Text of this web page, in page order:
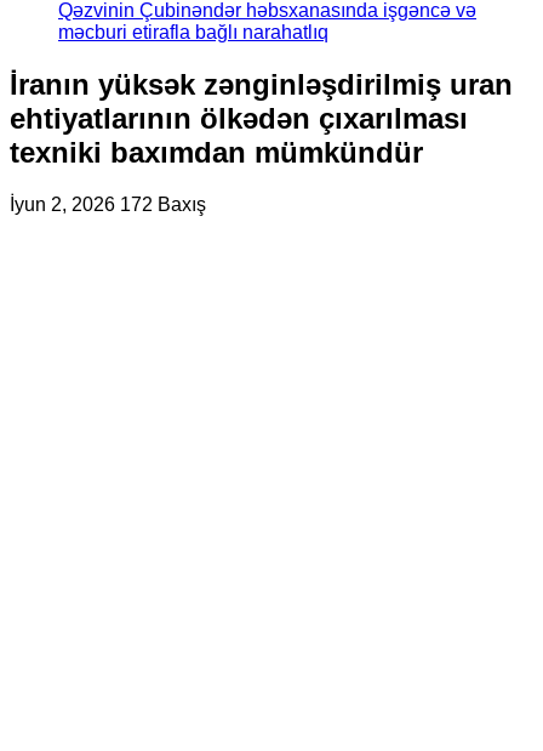
Qəzvinin Çubinəndər həbsxanasında işgəncə və
məcburi etirafla bağlı narahatlıq
İranın yüksək zənginləşdirilmiş uran
ehtiyatlarının ölkədən çıxarılması
texniki baxımdan mümkündür
İyun 2, 2026 172 Baxış